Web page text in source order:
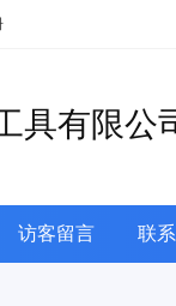
具有限公
访客留言 联